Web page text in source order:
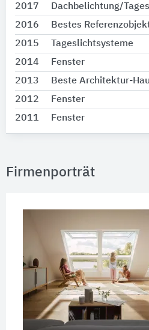
2017
Dachbelichtung/
2016
Bestes
2015
Tageslichtsysteme
2014
Fenster
2013
Beste Architektur-
2012
Fenster
2011
Fenster
Firmenporträt